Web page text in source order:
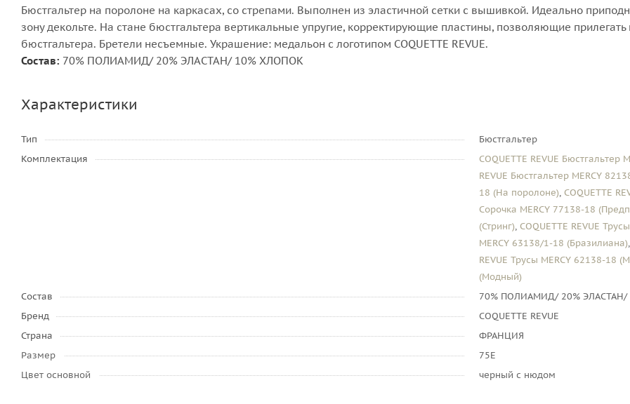
Бюстгальтер на поролоне на каркасах, со стрепами. Выполнен из эластичной сетки с вышивкой. Идеально
зону декольте. На стане бюстгальтера вертикальные упругие, корректирующие пластины, позволяющие прилегать
бюстгальтера. Бретели несъемные. Украшение: медальон с логотипом COQUETTE REVUE.
Состав: 70% ПОЛИАМИД/ 20% ЭЛАСТАН/ 10% ХЛОПОК
Характеристики
Тип
Бюстгальтер
Комплектация
COQUETTE REVUE
REVUE Бюстгальтер MERCY
18 (На поролоне), COQUETTE
Сорочка MERCY 77138-18
(Стринг), COQUETTE REVUE
MERCY 63138/1-18 (Бразилиана),
REVUE Трусы MERCY 62138-18
(Модный)
Состав
70% ПОЛИАМИД/ 20%
Бренд
COQUETTE REVUE
Страна
ФРАНЦИЯ
Размер
75E
Цвет основной
черный с нюдом